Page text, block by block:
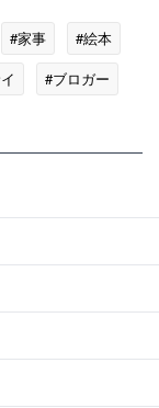
#家事
#絵本
#ブロガー